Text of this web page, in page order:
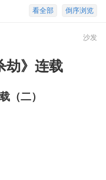
倒序浏览
看全部
沙发
劫》连载
（二）